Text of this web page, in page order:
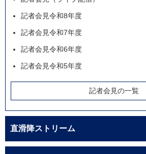
記者会見令和8年度
記者会見令和7年度
記者会見令和6年度
記者会見令和5年度
記者会見の一覧
直滑降ストリーム